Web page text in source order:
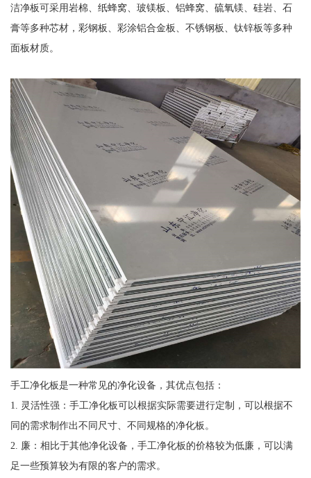
洁净板可采用岩棉、纸蜂窝、玻镁板、铝蜂窝、硫氧镁、硅岩、石
膏等多种芯材，彩钢板、彩涂铝合金板、不锈钢板、钛锌板等多种
面板材质。
手工净化板是一种常见的净化设备，其优点包括：
1. 灵活性强：手工净化板可以根据实际需要进行定制，可以根据不
同的需求制作出不同尺寸、不同规格的净化板。
2. 廉：相比于其他净化设备，手工净化板的价格较为低廉，可以满
足一些预算较为有限的客户的需求。